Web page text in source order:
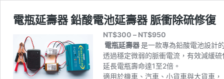
電瓶延壽器 鉛酸電池延壽器 脈衝除硫修復
NT$300 – NT$950
格
範
圍：
NT$300
電瓶延壽器是一款專為鉛酸電池設計
透過穩定微弱的脈衝電流，有效減緩
延長電瓶壽命達1至2倍。
適用於機車、汽車、小貨車與大貨車，